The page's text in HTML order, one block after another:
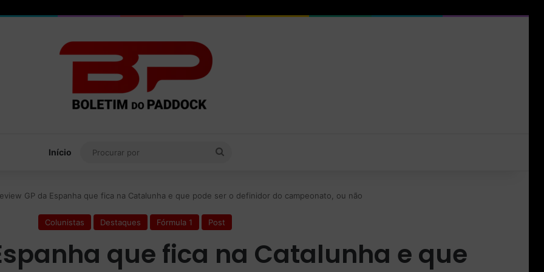
Início
GP da Espanha que fica na Catalunha e que pode ser o definidor do campeonato, ou não
Colunistas Destaques Fórmula 1 Post
que fica na Catalunha e que